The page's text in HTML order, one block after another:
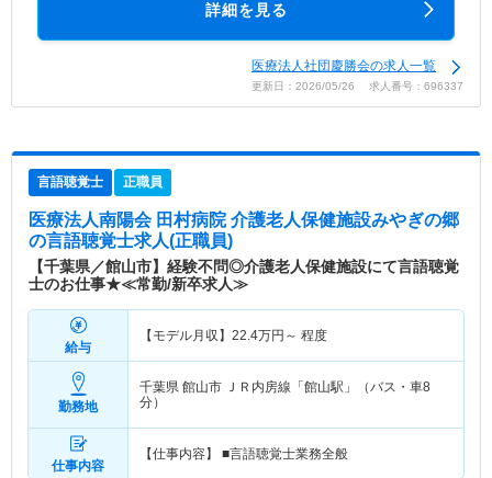
詳細を見る
医療法人社団慶勝会の求人一覧
更新日：2026/05/26 求人番号：696337
言語聴覚士 正職員
医療法人南陽会 田村病院 介護老人保健施設みやぎの郷
の言語聴覚士求人(正職員)
【千葉県／館山市】経験不問◎介護老人保健施設にて言語聴覚
士のお仕事★≪常勤/新卒求人≫
給与
【モデル月収】 22.4万円～ 程度
勤務地
千葉県 館山市 ＪＲ内房線「館山駅」（バス・車8
分）
仕事内容
【仕事内容】 ■言語聴覚士業務全般